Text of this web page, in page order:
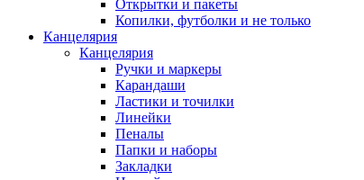
Открытки и пакеты
Копилки, футболки и не только
Канцелярия
Канцелярия
Ручки и маркеры
Карандаши
Ластики и точилки
Линейки
Пеналы
Папки и наборы
Закладки